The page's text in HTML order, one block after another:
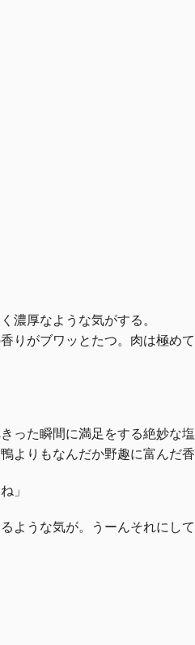
濃厚なような気がする。
りがブワッとたつ。肉は極め
った瞬間に満足をする絶妙な塩
よりもなんだか野趣に富んだ香
」
ような気が。うーんそれにして